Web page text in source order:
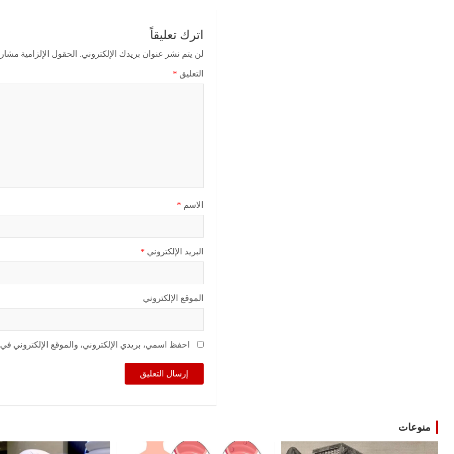
اترك تعليقاً
لن يتم نشر عنوان بريدك الإلكتروني. الحقول الإلزامية مشار
التعليق *
الاسم *
البريد الإلكتروني *
الموقع الإلكتروني
احفظ اسمي، بريدي الإلكتروني، والموقع الإلكتروني
منوعات